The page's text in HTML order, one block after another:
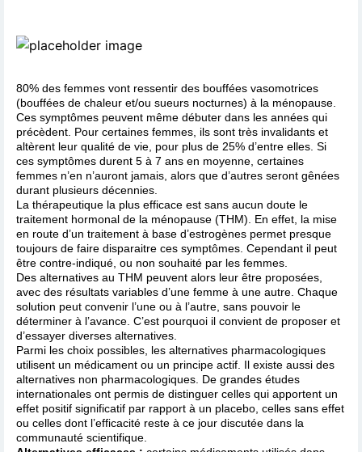
80% des femmes vont ressentir des bouffées vasomotrices
(bouffées de chaleur et/ou sueurs nocturnes) à la ménopause.
Ces symptômes peuvent même débuter dans les années qui
précèdent. Pour certaines femmes, ils sont très invalidants et
altèrent leur qualité de vie, pour plus de 25% d’entre elles. Si
ces symptômes durent 5 à 7 ans en moyenne, certaines
femmes n’en n’auront jamais, alors que d’autres seront gênées
durant plusieurs décennies.
La thérapeutique la plus efficace est sans aucun doute le
traitement hormonal de la ménopause (THM). En effet, la mise
en route d’un traitement à base d’estrogènes permet presque
toujours de faire disparaitre ces symptômes. Cependant il peut
être contre-indiqué, ou non souhaité par les femmes.
Des alternatives au THM peuvent alors leur être proposées,
avec des résultats variables d’une femme à une autre. Chaque
solution peut convenir l’une ou à l’autre, sans pouvoir le
déterminer à l’avance. C’est pourquoi il convient de proposer et
d’essayer diverses alternatives.
Parmi les choix possibles, les alternatives pharmacologiques
utilisent un médicament ou un principe actif. Il existe aussi des
alternatives non pharmacologiques. De grandes études
internationales ont permis de distinguer celles qui apportent un
effet positif significatif par rapport à un placebo, celles sans effet
ou celles dont l’efficacité reste à ce jour discutée dans la
communauté scientifique.